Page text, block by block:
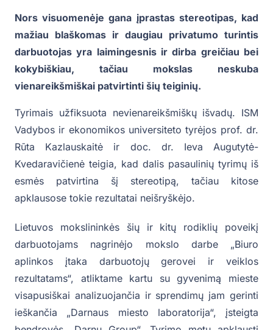
Nors visuomenėje gana įprastas stereotipas, kad
mažiau blaškomas ir daugiau privatumo turintis
darbuotojas yra laimingesnis ir dirba greičiau bei
kokybiškiau, tačiau mokslas neskuba
vienareikšmiškai patvirtinti šių teiginių.
Tyrimais užfiksuota nevienareikšmiškų išvadų. ISM
Vadybos ir ekonomikos universiteto tyrėjos prof. dr.
Rūta Kazlauskaitė ir doc. dr. Ieva Augutytė-
Kvedaravičienė teigia, kad dalis pasaulinių tyrimų iš
esmės patvirtina šį stereotipą, tačiau kitose
apklausose tokie rezultatai neišryškėjo.
Lietuvos mokslininkės šių ir kitų rodiklių poveikį
darbuotojams nagrinėjo mokslo darbe „Biuro
aplinkos įtaka darbuotojų gerovei ir veiklos
rezultatams“, atliktame kartu su gyvenimą mieste
visapusiškai analizuojančia ir sprendimų jam gerinti
ieškančia „Darnaus miesto laboratorija“, įsteigta